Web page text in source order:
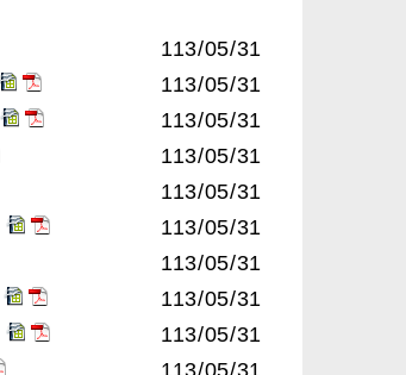
113/05/31
113/05/31
113/05/31
113/05/31
113/05/31
113/05/31
113/05/31
113/05/31
113/05/31
113/05/31